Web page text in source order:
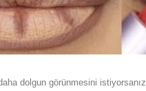
daha dolgun görünmesini